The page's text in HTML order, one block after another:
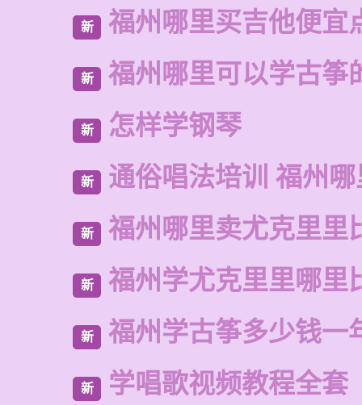
新 福州哪里买吉他便宜
新 福州哪里可以学古筝
新 怎样学钢琴
新 通俗唱法培训 福州
新 福州哪里卖尤克里里
新 福州学尤克里里哪里
新 福州学古筝多少钱一
新 学唱歌视频教程全套